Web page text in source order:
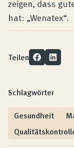
zeigen, dass
hat: „Wenatex“.
Teilen
Schlagwörter
Gesundheit